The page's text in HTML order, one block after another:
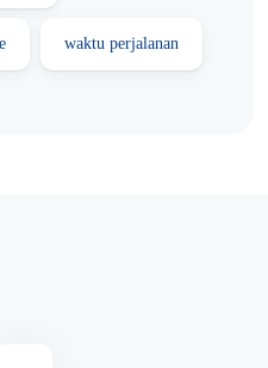
waktu perjalanan